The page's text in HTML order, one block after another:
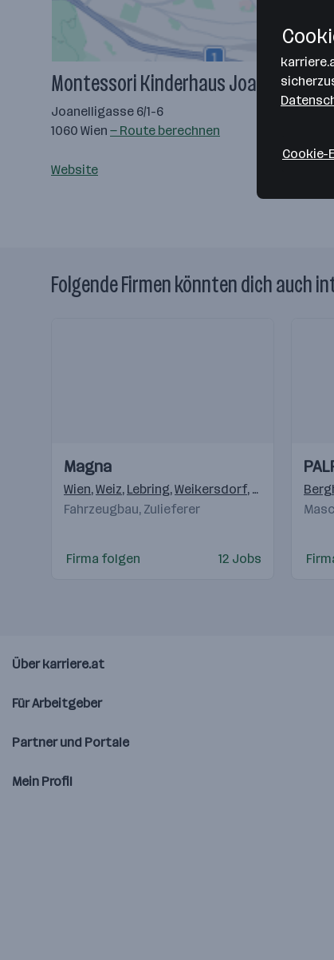
Montessori Kinderhaus Joanelligasse
Joanelligasse 6/1-6
1060 Wien — Route berechnen
Website
Folgende Firmen könnten dich auch
Videos
Einblicke
Einblicke
Magna
Wien,Weiz, Lebring,Weikersdorf, Krottendorf
Fahrzeugbau, Zulieferer
Firma folgen 12 Jobs
Videos
Über karriere.at
Für Arbeitgeber
Partner und Portale
Mein Profil
Cookie-